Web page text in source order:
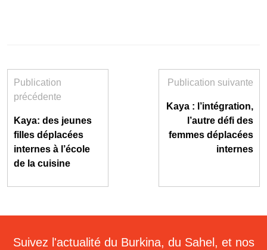
Publication
précédente
Kaya: des jeunes
filles déplacées
internes à l’école
de la cuisine
Publication suivante
Kaya : l’intégration,
l’autre défi des
femmes déplacées
internes
Suivez l'actualité du Burkina, du Sahel, et nos